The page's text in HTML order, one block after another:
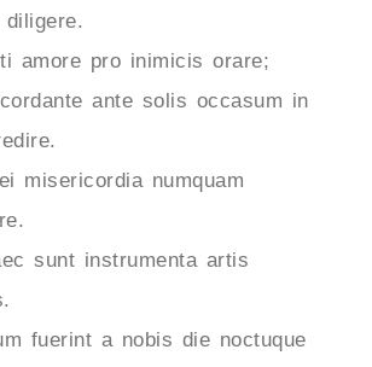
diligere.
amore pro inimicis orare;
ante solis occasum in
misericordia numquam
sunt instrumenta artis
fuerint a nobis die noctuque